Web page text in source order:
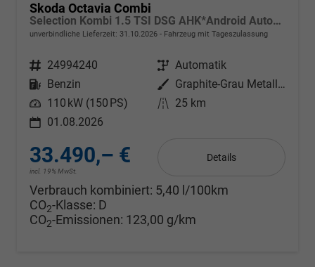
Skoda Octavia Combi
Selection Kombi 1.5 TSI DSG AHK*Android Auto*ACC*SHZ*E-Heck*Keyless*Kamera*2Z Klimaauto
unverbindliche Lieferzeit: 31.10.2026 Fahrzeug mit Tageszulassung
Fahrzeugnr. 24994240 Getriebe Automatik
Kraftstoff
Benzin Außenfarbe
Graphite-Grau Metallic
Leistung 110 kW (150 PS) Kilometerstand 25 km
01.08.2026
33.490,– €
incl. 19% MwSt.
Details
Verbrauch kombiniert: 5,40 l/100km
CO2-Klasse: D
CO2-Emissionen: 123,00 g/km